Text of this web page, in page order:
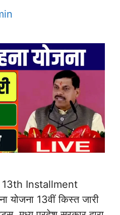
Installment
योजना 13वीं किस्त जारी